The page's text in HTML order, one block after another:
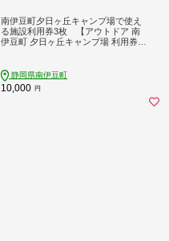
南伊豆町夕日ヶ丘キャンプ場で使え
る施設利用券3枚 【アウトドア 南
伊豆町 夕日ヶ丘キャンプ場 利用券
静岡県南伊豆町
10,000 円